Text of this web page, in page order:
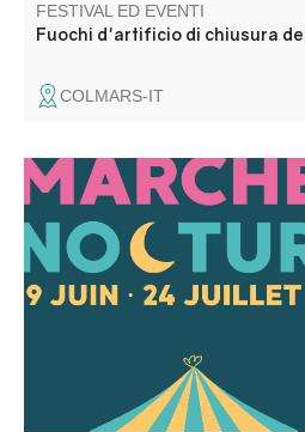
FESTIVAL ED EVENTI
Fuochi d'artificio di chiusura
COLMARS-IT
Venite a scoprire la prima
fuori dalle mura di Entrevaux:
ospiti d’eccezione, shopping
un’atmosfera conviviale vi